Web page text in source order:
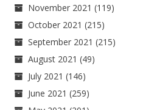
November 2021 (119)
October 2021 (215)
September 2021 (215)
August 2021 (49)
July 2021 (146)
June 2021 (259)